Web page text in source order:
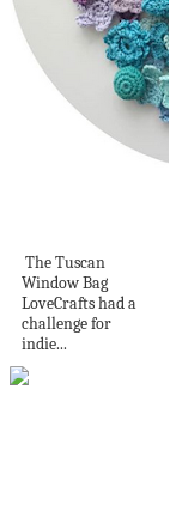
The Tuscan
Window Bag
LoveCrafts had a
challenge for
indie...